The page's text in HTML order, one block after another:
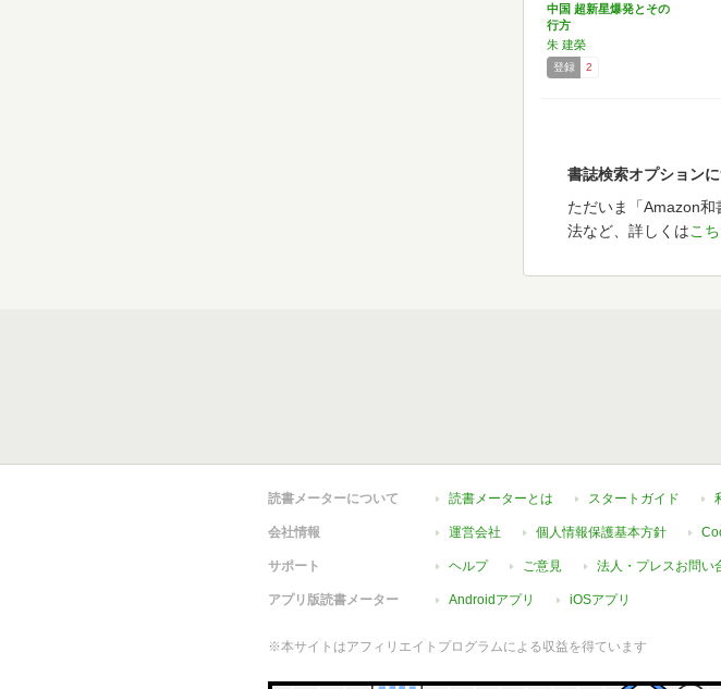
中国 超新星爆発とその
行方
朱 建榮
登録 2
書誌検索オプション
ただいま「Amazon
法など、詳しくはこ
読書メーターについて 読書メーターとは スタートガイド
会社情報 運営会社 個人情報保護基本方針
サポート ヘルプ ご意見 法人・プレスお問い
アプリ版読書メーター Androidアプリ iOSアプリ
※本サイトはアフィリエイトプログラムによる収益を得ています